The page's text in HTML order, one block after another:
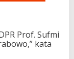
Prof. Sufmi
kata